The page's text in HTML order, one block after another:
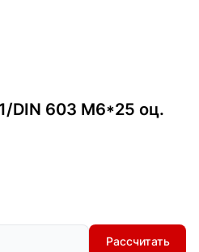
DIN 603 М6*25 оц.
Рассчитать